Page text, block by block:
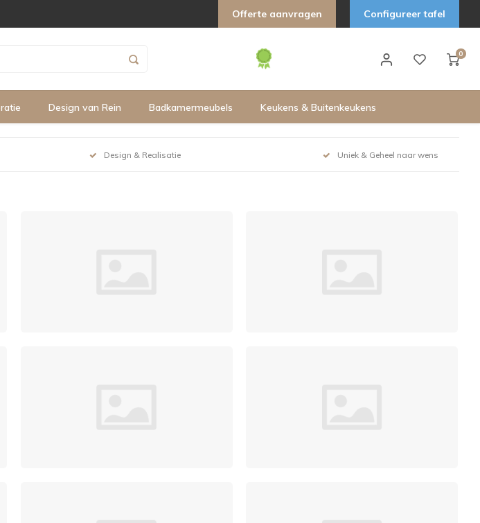
Offerte aanvragen Configureer tafel
0
Design van Rein Badkamermeubels Keukens & Buitenkeukens
Design & Realisatie Uniek & Geheel naar wens